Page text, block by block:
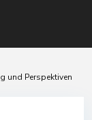
und Perspektiven